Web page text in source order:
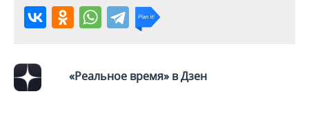
ОТКРЫТАЯ ЛЕКЦИЯ
БАСКЕТБОЛ
КИБЕРСПОРТ
ИНФРАСТРУКТУРА
КУЛЬТУРА
СПРАВОЧНИК
СПИСОК КОМПАНИЙ
«Реальное время» в Дзен